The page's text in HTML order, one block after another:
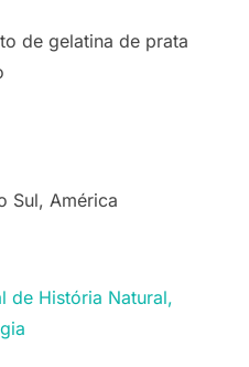
de gelatina de prata
Sul, América
de História Natural,